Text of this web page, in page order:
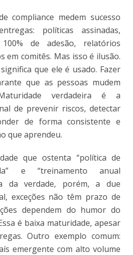
compliance medem sucesso
políticas assinadas,
de adesão, relatórios
em comitês. Mas isso é ilusão.
que ele é usado. Fazer
que as pessoas mudem
verdadeira é a
de prevenir riscos, detectar
de forma consistente e
que aprendeu.
que ostenta “política de
e “treinamento anual
da verdade, porém, a due
exceções não têm prazo de
dependem do humor do
é baixa maturidade, apesar
Outro exemplo comum:
emergente com alto volume